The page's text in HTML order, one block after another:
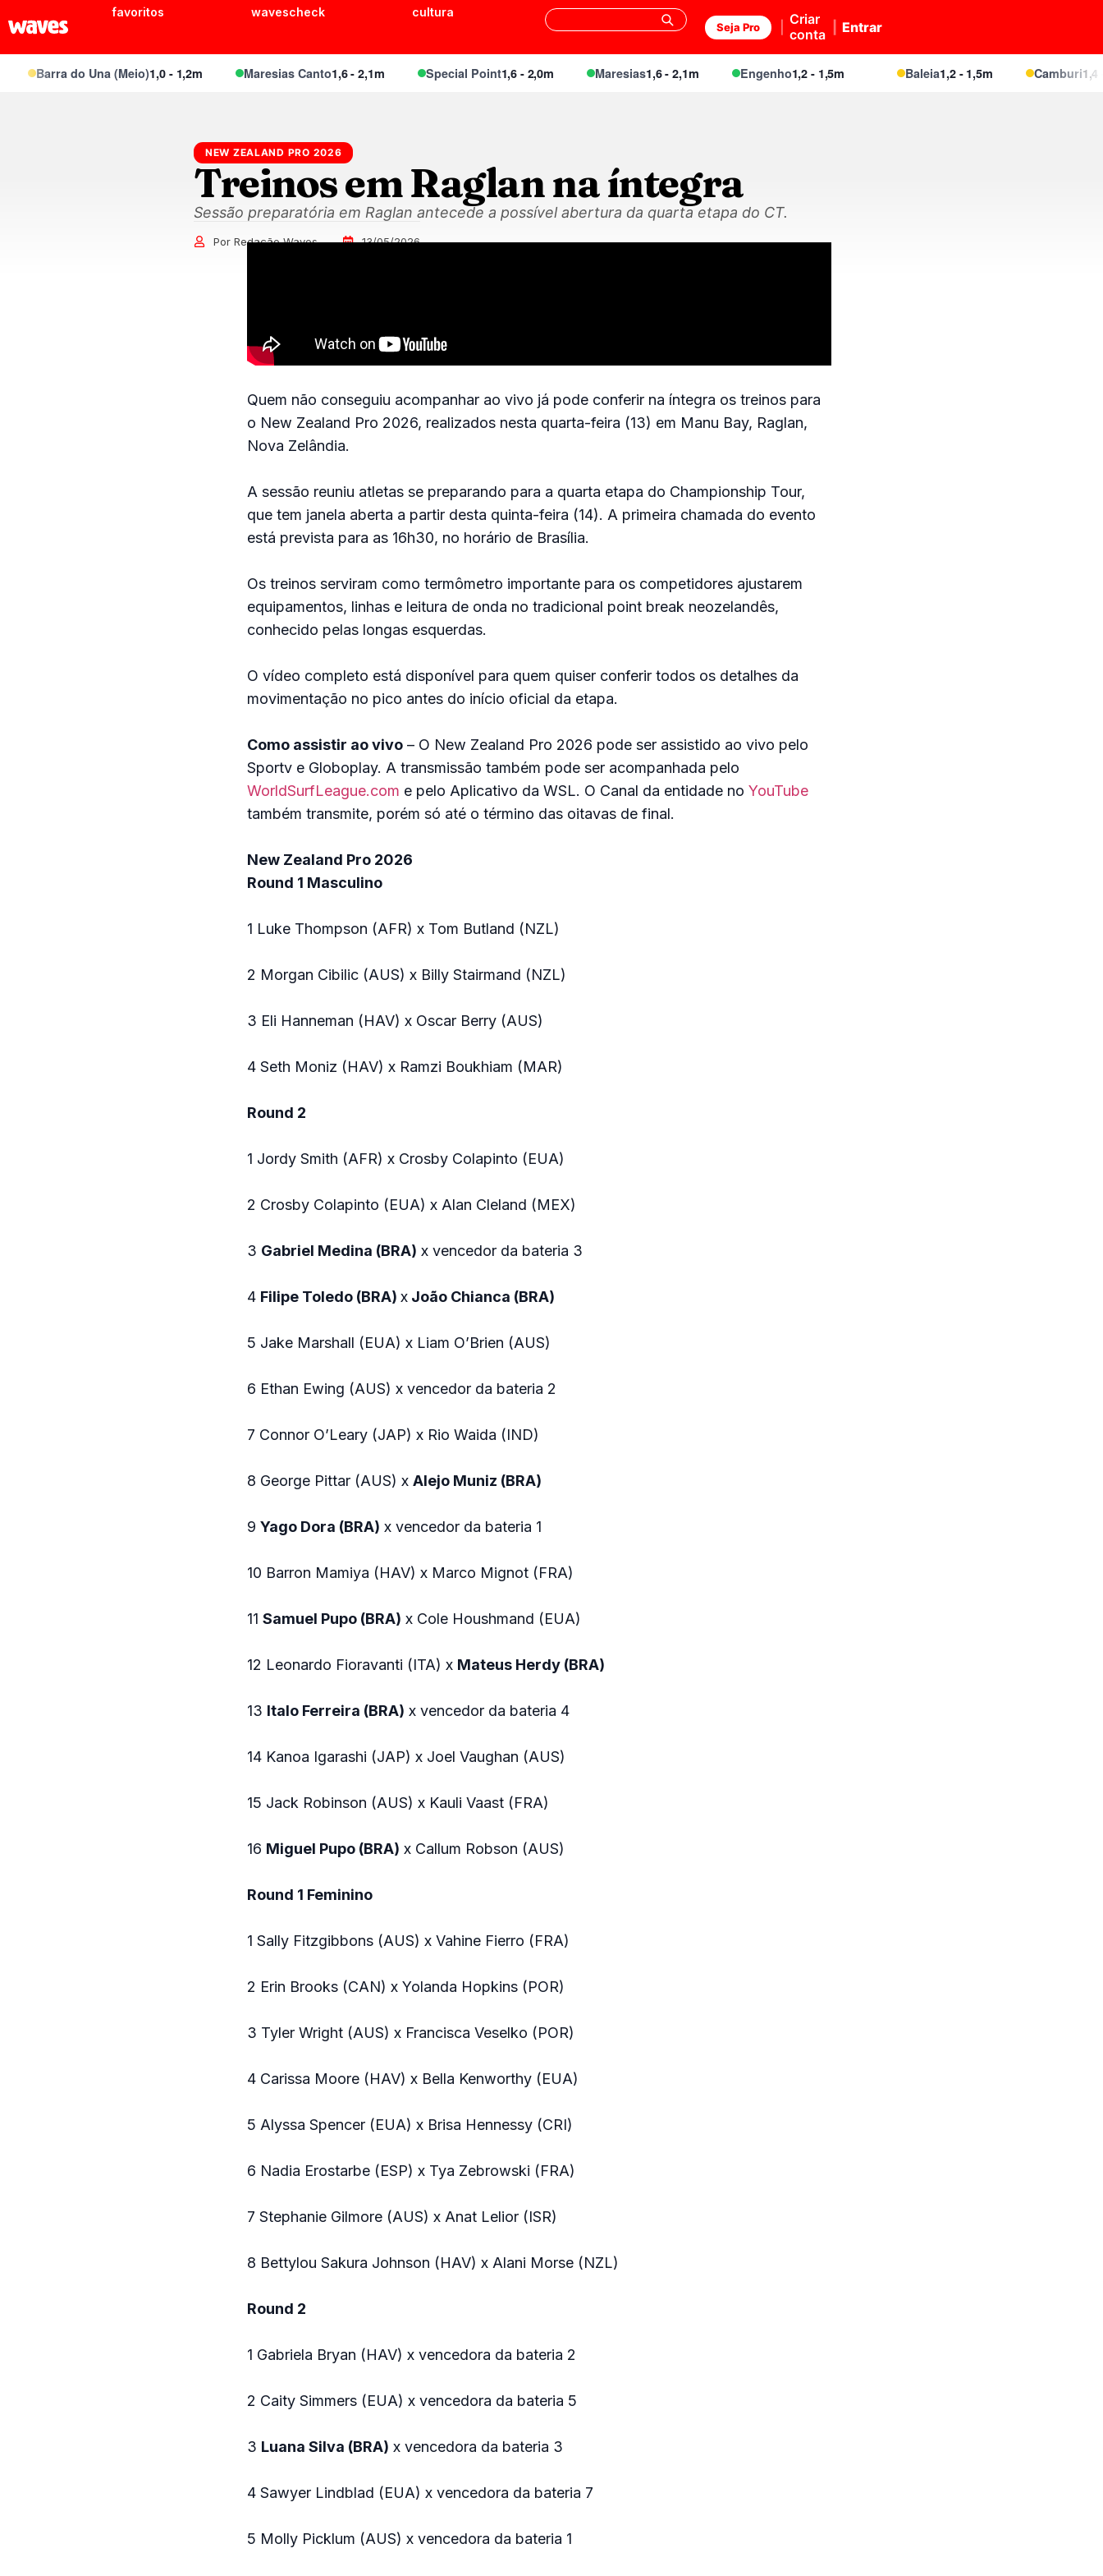
favoritos wavescheck cultura
Seja Pro
Criar
conta
Entrar
Barra do Una (Meio)1,0 - 1,2m Maresias Canto1,6 - 2,1m Special Point1,6 - 2,0m Maresias1,6 - 2,1m Engenho1,2 - 1,5m Baleia1,2 - 1,5m Camburi1,4 -
NEW ZEALAND PRO 2026
Treinos em Raglan na íntegra
Sessão preparatória em Raglan antecede a possível abertura da quarta etapa do CT.
Por Redação Waves 13/05/2026
Quem não conseguiu acompanhar ao vivo já pode conferir na íntegra os treinos para
o New Zealand Pro 2026, realizados nesta quarta-feira (13) em Manu Bay, Raglan,
Nova Zelândia.
A sessão reuniu atletas se preparando para a quarta etapa do Championship Tour,
que tem janela aberta a partir desta quinta-feira (14). A primeira chamada do evento
está prevista para as 16h30, no horário de Brasília.
Os treinos serviram como termômetro importante para os competidores ajustarem
equipamentos, linhas e leitura de onda no tradicional point break neozelandês,
conhecido pelas longas esquerdas.
O vídeo completo está disponível para quem quiser conferir todos os detalhes da
movimentação no pico antes do início oficial da etapa.
Como assistir ao vivo– O New Zealand Pro 2026 pode ser assistido ao vivo pelo
Sportv e Globoplay. A transmissão também pode ser acompanhada pelo
WorldSurfLeague.com e pelo Aplicativo da WSL. O Canal da entidade no YouTube
também transmite, porém só até o término das oitavas de final.
New Zealand Pro 2026
Round 1 Masculino
1 Luke Thompson (AFR) x Tom Butland (NZL)
2 Morgan Cibilic (AUS) x Billy Stairmand (NZL)
3 Eli Hanneman (HAV) x Oscar Berry (AUS)
4 Seth Moniz (HAV) x Ramzi Boukhiam (MAR)
Round 2
1 Jordy Smith (AFR) x Crosby Colapinto (EUA)
2 Crosby Colapinto (EUA) x Alan Cleland (MEX)
3 Gabriel Medina (BRA) x vencedor da bateria 3
4 Filipe Toledo (BRA) xJoão Chianca (BRA)
5 Jake Marshall (EUA) x Liam O’Brien (AUS)
6 Ethan Ewing (AUS) x vencedor da bateria 2
7 Connor O’Leary (JAP) x Rio Waida (IND)
8 George Pittar (AUS) x Alejo Muniz (BRA)
9 Yago Dora (BRA) x vencedor da bateria 1
10 Barron Mamiya (HAV) x Marco Mignot (FRA)
11 Samuel Pupo (BRA) x Cole Houshmand (EUA)
12 Leonardo Fioravanti (ITA) x Mateus Herdy (BRA)
13 Italo Ferreira (BRA) x vencedor da bateria 4
14 Kanoa Igarashi (JAP) x Joel Vaughan (AUS)
15 Jack Robinson (AUS) x Kauli Vaast (FRA)
16 Miguel Pupo (BRA) x Callum Robson (AUS)
Round 1 Feminino
1 Sally Fitzgibbons (AUS) x Vahine Fierro (FRA)
2 Erin Brooks (CAN) x Yolanda Hopkins (POR)
3 Tyler Wright (AUS) x Francisca Veselko (POR)
4 Carissa Moore (HAV) x Bella Kenworthy (EUA)
5 Alyssa Spencer (EUA) x Brisa Hennessy (CRI)
6 Nadia Erostarbe (ESP) x Tya Zebrowski (FRA)
7 Stephanie Gilmore (AUS) x Anat Lelior (ISR)
8 Bettylou Sakura Johnson (HAV) x Alani Morse (NZL)
Round 2
1 Gabriela Bryan (HAV) x vencedora da bateria 2
2 Caity Simmers (EUA) x vencedora da bateria 5
3 Luana Silva (BRA) x vencedora da bateria 3
4 Sawyer Lindblad (EUA) x vencedora da bateria 7
5 Molly Picklum (AUS) x vencedora da bateria 1